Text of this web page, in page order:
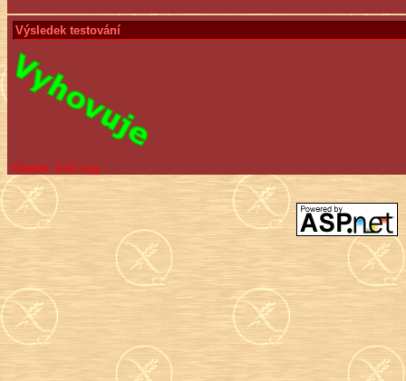
Výsledek testování
Gliadin: 0,61 mg